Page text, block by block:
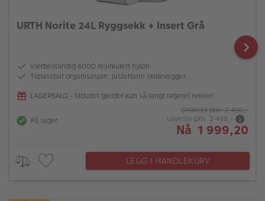
URTH Norite 24L Ryggsekk + Insert Grå
Værbestandig 600D resirkulert nylon
Tilpassbar organisasjon, justerbare skillevegger.
LAGERSALG - tilbudet gjelder kun så langt lageret rekker!
På lager
Ordinær pris 2 499,-
Laveste pris 2 499,-
Nå 1 999,20
LEGG I HANDLEKURV